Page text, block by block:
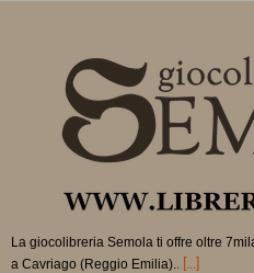
La giocolibreria Semola ti offre oltre
a Cavriago (Reggio Emilia).. [...]